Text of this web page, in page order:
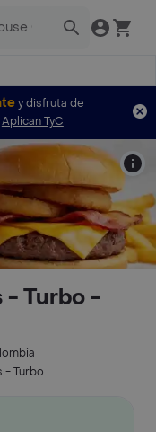
y disfruta de
Aplican TyC
- Turbo -
- Turbo